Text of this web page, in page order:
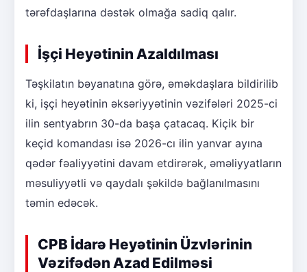
tərəfdaşlarına dəstək olmağa sadiq qalır.
İşçi Heyətinin Azaldılması
Təşkilatın bəyanatına görə, əməkdaşlara bildirilib
ki, işçi heyətinin əksəriyyətinin vəzifələri 2025-ci
ilin sentyabrın 30-da başa çatacaq. Kiçik bir
keçid komandası isə 2026-cı ilin yanvar ayına
qədər fəaliyyətini davam etdirərək, əməliyyatların
məsuliyyətli və qaydalı şəkildə bağlanılmasını
təmin edəcək.
CPB İdarə Heyətinin Üzvlərinin
Vəzifədən Azad Edilməsi